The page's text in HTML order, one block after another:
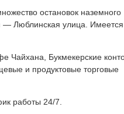
остановок наземного
— Люблинская улица. Имеется
Чайхана, Букмекерские
и продуктовые торговые
работы 24/7.